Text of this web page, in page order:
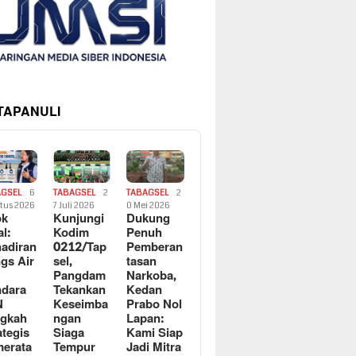
6
2026
Air
TABAGSEL
2
7 Juli 2026
Kunjungi
Kodim
0212/Tap
sel,
Pangdam
Tekankan
Keseimba
ngan
Siaga
Tempur
TABAGSEL
2
0 Mei 2026
Dukung
Penuh
Pemberan
tasan
Narkoba,
Kedan
Prabo Nol
Lapan:
Kami Siap
Jadi Mitra